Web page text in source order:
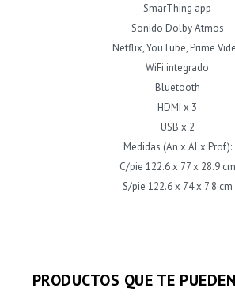
SmarThing app
Sonido Dolby Atmos
Netflix, YouTube, Prime
WiFi integrado
Bluetooth
HDMI x 3
USB x 2
Medidas (An x Al x Prof):
C/pie 122.6 x 77 x 28.9 cm
S/pie 122.6 x 74 x 7.8 cm
PRODUCTOS QUE TE